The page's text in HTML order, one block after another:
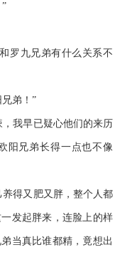
九兄弟有什么关系不
弟！”
我早已疑心他们的来历
阳兄弟长得一点也不像
得又肥又胖，整个人都
发起胖来，连脸上的样
当真比谁都精，竟想出